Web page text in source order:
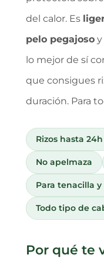
del calor. Es
pelo pegajoso y
lo mejor de sí
que consigues
duración. Para
Rizos hasta 24h
No apelmaza
Para tenacilla
Todo tipo de
Por qué te